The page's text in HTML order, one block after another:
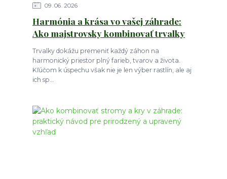
09 06 2026
Harmónia a krása vo vašej záhrade:
Ako majstrovsky kombinovať trvalky
Trvalky dokážu premeniť každý záhon na
harmonický priestor plný farieb, tvarov a života.
Kľúčom k úspechu však nie je len výber rastlín, ale aj
ich sp...